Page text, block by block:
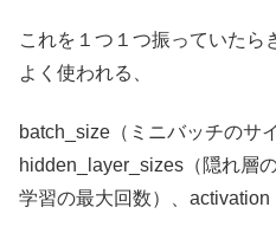
これを１つ１つ振っていたら
よく使われる、
batch_size（ミニバッチのサ
hidden_layer_sizes（隠れ層
学習の最大回数）、activation